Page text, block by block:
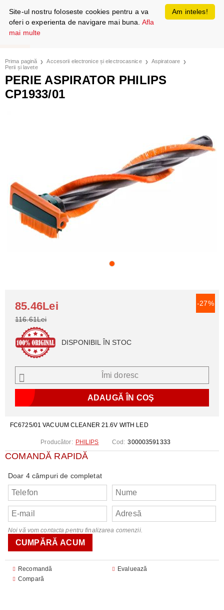
Prima pagină Accesorii electronice și electrocasnice
Aspiratoare
Perii și lavete
PERIE ASPIRATOR PHILIPS
CP1933/01
FC6725/01 VACUUM CLEANER 21.6V WITH LED
Producător: PHILIPS Cod: 300003591333
COMANDĂ RAPIDĂ
Doar 4 câmpuri de completat
Noi vă vom contacta pentru finalizarea comenzii.
Recomandă
Evaluează
Compară
-27%
85.46Lei
116.61Lei
DISPONIBIL ÎN STOC
Îmi doresc
Am inteles!
Site-ul nostru foloseste cookies pentru a va
oferi o experienta de navigare mai buna. Afla
mai multe